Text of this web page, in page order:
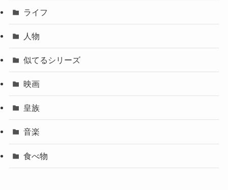
ライフ
人物
似てるシリーズ
映画
皇族
音楽
食べ物